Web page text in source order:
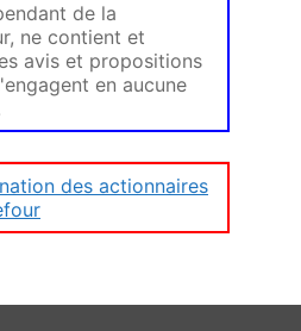
de la
ne contient et
avis et propositions
en aucune
des actionnaires